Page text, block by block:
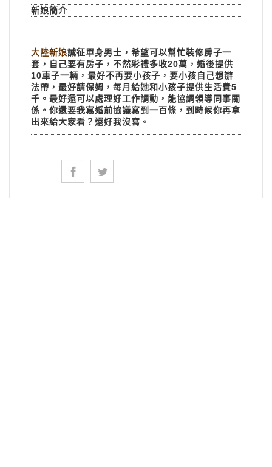
新娘簡介
大陸新娘誠征單身男士，希望可以幫忙裝修房子一
套，自己要有房子，不然彩禮多收20萬，婚後提供
10車子一輛，最好不再要小孩子，要小孩自己想辦
法帶，最好請保姆，每月給她和小孩子提供生活費5
千。最好還可以處理好工作調動，能協調領導同事關
係。你還要我寫婚前協議寫到一百條，到時候你再拿
出來給大家看？還好我沒寫。